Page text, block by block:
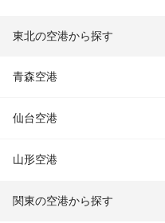
東北の空港から探す
青森空港
仙台空港
山形空港
関東の空港から探す